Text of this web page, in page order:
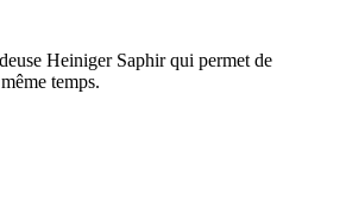
Heiniger Saphir qui permet de
temps.